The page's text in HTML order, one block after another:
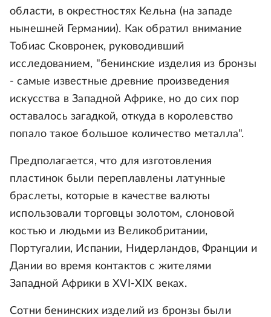
области, в окрестностях Кельна (на западе
нынешней Германии). Как обратил внимание
Тобиас Сковронек, руководивший
исследованием, "бенинские изделия из бронзы
- самые известные древние произведения
искусства в Западной Африке, но до сих пор
оставалось загадкой, откуда в королевство
попало такое большое количество металла".
Предполагается, что для изготовления
пластинок были переплавлены латунные
браслеты, которые в качестве валюты
использовали торговцы золотом, слоновой
костью и людьми из Великобритании,
Португалии, Испании, Нидерландов, Франции и
Дании во время контактов с жителями
Западной Африки в XVI-XIX веках.
Сотни бенинских изделий из бронзы были